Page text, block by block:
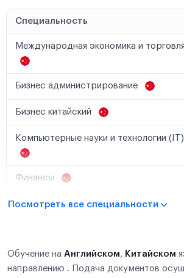
Специальность
Международная экономика и торговля
Бизнес администрирование
Бизнес китайский
Компьютерные науки и технологии (IT)
Финансы
Посмотреть все специальности
Обучение на Английском, Китайском
направлению . Подача документов